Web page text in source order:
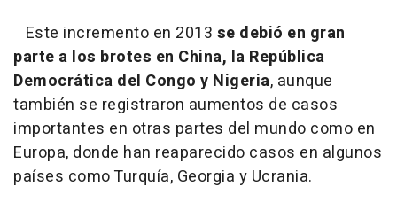
Este incremento en 2013 se debió en gran
parte a los brotes en China, la República
Democrática del Congo y Nigeria, aunque
también se registraron aumentos de casos
importantes en otras partes del mundo como en
Europa, donde han reaparecido casos en algunos
países como Turquía, Georgia y Ucrania.